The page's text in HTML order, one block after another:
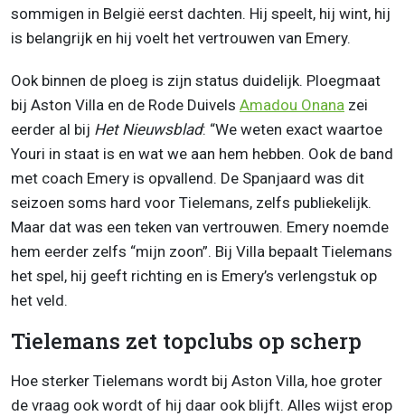
sommigen in België eerst dachten. Hij speelt, hij wint, hij
is belangrijk en hij voelt het vertrouwen van Emery.
Ook binnen de ploeg is zijn status duidelijk. Ploegmaat
bij Aston Villa en de Rode Duivels Amadou Onana zei
eerder al bij Het Nieuwsblad: “We weten exact waartoe
Youri in staat is en wat we aan hem hebben. Ook de band
met coach Emery is opvallend. De Spanjaard was dit
seizoen soms hard voor Tielemans, zelfs publiekelijk.
Maar dat was een teken van vertrouwen. Emery noemde
hem eerder zelfs “mijn zoon”. Bij Villa bepaalt Tielemans
het spel, hij geeft richting en is Emery’s verlengstuk op
het veld.
Tielemans zet topclubs op scherp
Hoe sterker Tielemans wordt bij Aston Villa, hoe groter
de vraag ook wordt of hij daar ook blijft. Alles wijst erop